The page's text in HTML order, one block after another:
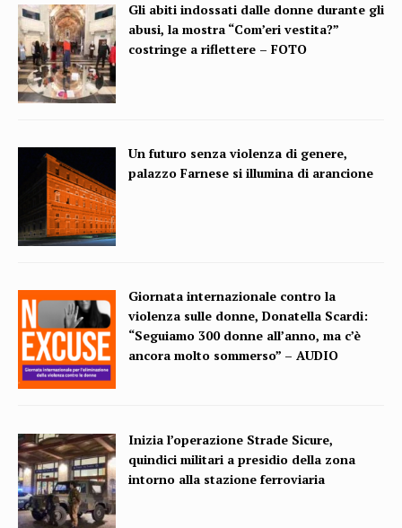
Gli abiti indossati dalle donne durante gli
abusi, la mostra “Com’eri vestita?”
costringe a riflettere – FOTO
Un futuro senza violenza di genere,
palazzo Farnese si illumina di arancione
Giornata internazionale contro la
violenza sulle donne, Donatella Scardi:
“Seguiamo 300 donne all’anno, ma c’è
ancora molto sommerso” – AUDIO
Inizia l’operazione Strade Sicure,
quindici militari a presidio della zona
intorno alla stazione ferroviaria